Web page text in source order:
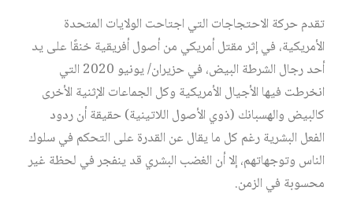
تقدم حركة الاحتجاجات التي اجتاحت الولايات المتحدة
الأمريكية، في إثر مقتل أمريكي من أصول أفريقية خنقًا على يد
أحد رجال الشرطة البيض، في حزيران/ يونيو 2020 التي
انخرطت فيها الأجيال الأمريكية وكل الجماعات الإثنية الأخرى
كالبيض والهسبانك (ذوي الأصول اللاتينية) حقيقة أن ردود
الفعل البشرية رغم كل ما يقال عن القدرة على التحكم في سلوك
الناس وتوجهاتهم، إلا أن الغضب البشري قد ينفجر في لحظة غير
محسوبة في الزمن.